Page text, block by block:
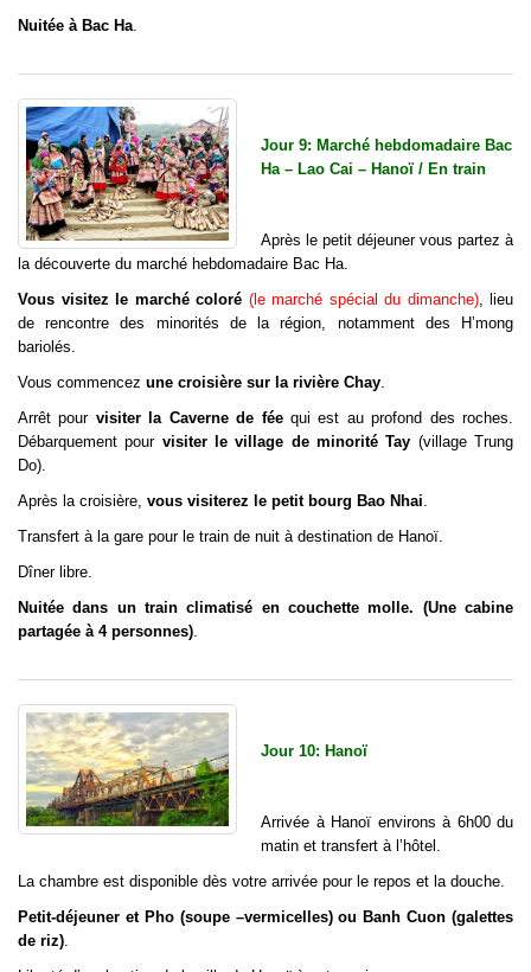
Nuitée à Bac Ha
Jour 9: Marché hebdomadaire Bac
Ha – Lao Cai – Hanoï / En train
Après le petit déjeuner vous partez à
la découverte du marché hebdomadaire Bac Ha.
Vous visitez le marché coloré (le marché spécial du dimanche), lieu
de rencontre des minorités de la région, notamment des H’mong
bariolés.
Vous commencez une croisière sur la rivière Chay
Arrêt pour visiter la Caverne de féequi est au profond des roches.
Débarquement pour visiter le village de minorité Tay (village Trung
Do).
Après la croisière, vous visiterez le petit bourg Bao Nhai
Transfert à la gare pour le train de nuit à destination de Hanoï.
Dîner libre.
Nuitée dans un train climatisé en couchette molle. (Une cabine
partagée à 4 personnes)
Jour 10: Hanoï
Arrivée à Hanoï environs à 6h00 du
matin et transfert à l’hôtel.
La chambre est disponible dès votre arrivée pour le repos et la douche.
Petit-déjeuner et Pho (soupe –vermicelles) ou Banh Cuon (galettes
de riz)